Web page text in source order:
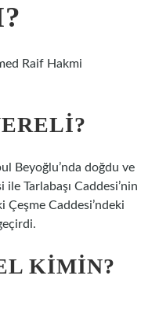
Raif Hakmi
Beyoğlu’nda doğdu ve
ile Tarlabaşı Caddesi’nin
Çeşme Caddesi’ndeki
KIMIN?